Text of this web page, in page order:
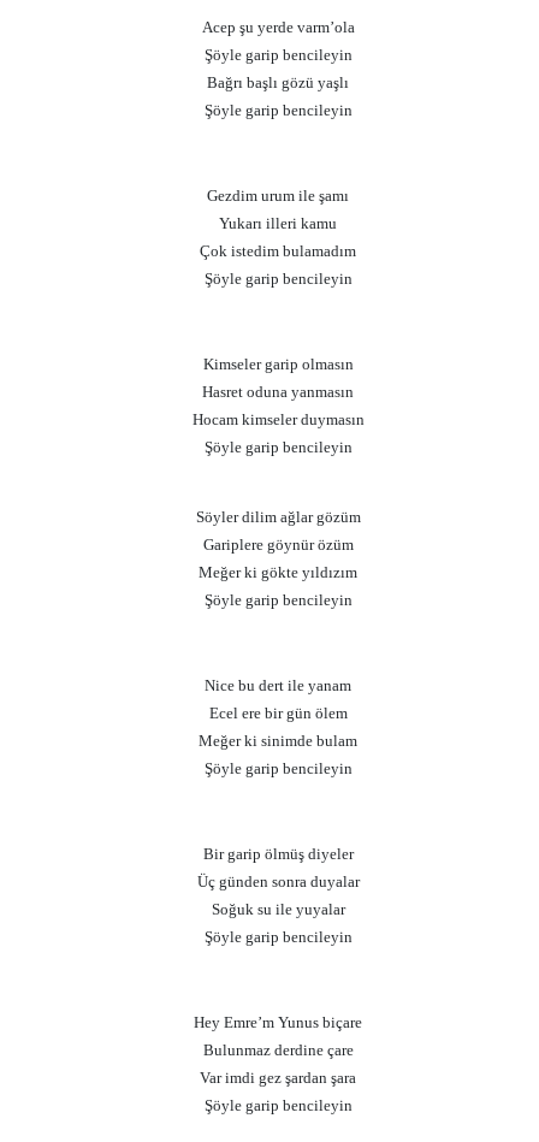
Acep şu yerde varm’ola
Şöyle garip bencileyin
Bağrı başlı gözü yaşlı
Şöyle garip bencileyin
Gezdim urum ile şamı
Yukarı illeri kamu
Çok istedim bulamadım
Şöyle garip bencileyin
Kimseler garip olmasın
Hasret oduna yanmasın
Hocam kimseler duymasın
Şöyle garip bencileyin
Söyler dilim ağlar gözüm
Gariplere göynür özüm
Meğer ki gökte yıldızım
Şöyle garip bencileyin
Nice bu dert ile yanam
Ecel ere bir gün ölem
Meğer ki sinimde bulam
Şöyle garip bencileyin
Bir garip ölmüş diyeler
Üç günden sonra duyalar
Soğuk su ile yuyalar
Şöyle garip bencileyin
Hey Emre’m Yunus biçare
Bulunmaz derdine çare
Var imdi gez şardan şara
Şöyle garip bencileyin